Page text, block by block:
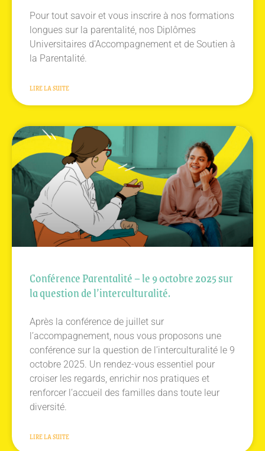
Pour tout savoir et vous inscrire à nos formations
longues sur la parentalité, nos Diplômes
Universitaires d’Accompagnement et de Soutien à
la Parentalité.
LIRE LA SUITE
Conférence Parentalité – le 9 octobre 2025 sur
la question de l’interculturalité.
Après la conférence de juillet sur
l’accompagnement, nous vous proposons une
conférence sur la question de l’interculturalité le 9
octobre 2025. Un rendez-vous essentiel pour
croiser les regards, enrichir nos pratiques et
renforcer l’accueil des familles dans toute leur
diversité.
LIRE LA SUITE